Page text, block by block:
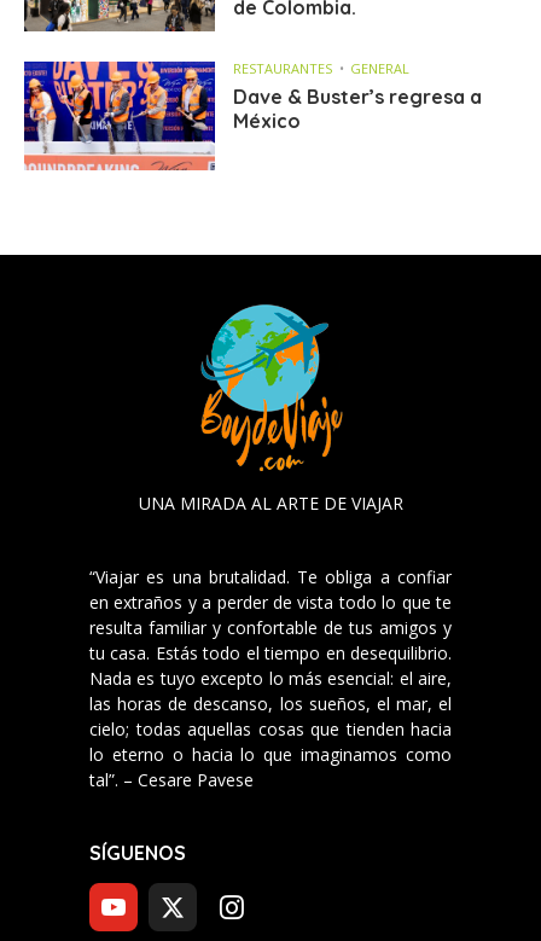
de Colombia.
RESTAURANTES GENERAL
Dave & Buster’s regresa a
México
UNA MIRADA AL ARTE DE VIAJAR
“Viajar es una brutalidad. Te obliga a confiar
en extraños y a perder de vista todo lo que te
resulta familiar y confortable de tus amigos y
tu casa. Estás todo el tiempo en desequilibrio.
Nada es tuyo excepto lo más esencial: el aire,
las horas de descanso, los sueños, el mar, el
cielo; todas aquellas cosas que tienden hacia
lo eterno o hacia lo que imaginamos como
tal”. – Cesare Pavese
SÍGUENOS